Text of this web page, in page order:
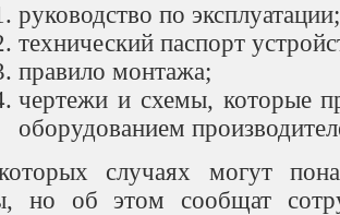
руководство по эксплуатации;
технический паспорт
правило монтажа;
чертежи и схемы, которые
оборудованием
случаях могут
но об этом сообщат